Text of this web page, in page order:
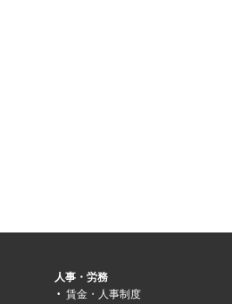
人事・労務
賃金・人事制度